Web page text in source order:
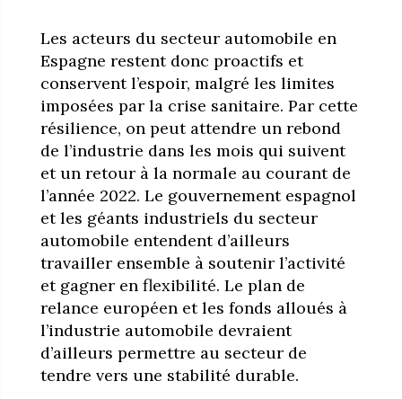
Les acteurs du secteur automobile en
Espagne restent donc proactifs et
conservent l’espoir, malgré les limites
imposées par la crise sanitaire. Par cette
résilience, on peut attendre un rebond
de l’industrie dans les mois qui suivent
et un retour à la normale au courant de
l’année 2022. Le gouvernement espagnol
et les géants industriels du secteur
automobile entendent d’ailleurs
travailler ensemble à soutenir l’activité
et gagner en flexibilité. Le plan de
relance européen et les fonds alloués à
l’industrie automobile devraient
d’ailleurs permettre au secteur de
tendre vers une stabilité durable.